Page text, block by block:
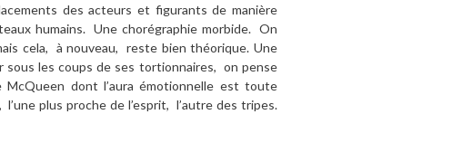
des acteurs et figurants de manière
humains. Une chorégraphie morbide. On
cela, à nouveau, reste bien théorique. Une
sous les coups de ses tortionnaires, on pense
dont l’aura émotionnelle est toute
plus proche de l’esprit, l’autre des tripes.